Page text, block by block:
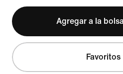
Agregar a la
Favoritos